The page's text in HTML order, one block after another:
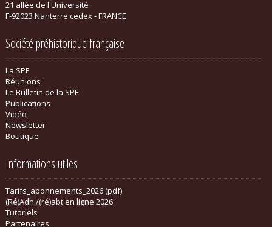
21 allée de l'Université
F-92023 Nanterre cedex - FRANCE
Société préhistorique française
La SPF
Réunions
Le Bulletin de la SPF
Publications
Vidéo
Newsletter
Boutique
Informations utiles
Tarifs_abonnements_2026 (pdf)
(Ré)Adh./(ré)abt en ligne 2026
Tutoriels
Partenaires